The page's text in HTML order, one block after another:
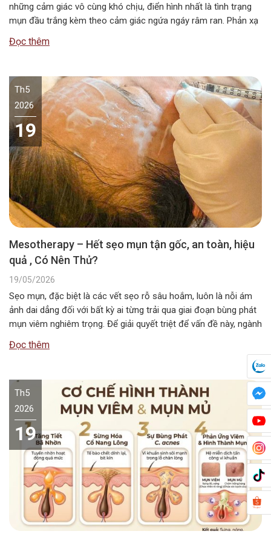
những cảm giác vô cùng khó chịu, điển hình nhất là tình trạng
mụn đầu trắng kèm theo cảm giác ngứa ngáy râm ran. Phản xạ
cạy…
Đọc thêm
Th5
2026
19
Mesotherapy – Hết sẹo mụn tận gốc, an toàn, hiệu
quả , Có Nên Thử?
19/05/2026
Sẹo mụn, đặc biệt là các vết sẹo rỗ sâu hoắm, luôn là nỗi ám
ảnh dai dẳng đối với bất kỳ ai từng trải qua giai đoạn bùng phát
mụn viêm nghiêm trọng. Để giải quyết triệt để vấn đề này, ngành
Đọc thêm
Th5
2026
19